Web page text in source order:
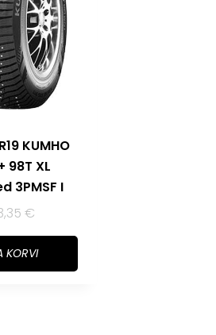
KUMHO
98T XL
3PMSF I
€
KORVI